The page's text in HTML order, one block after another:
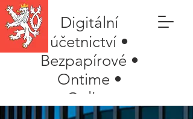
Digitální
účetnictví •
Bezpapírové •
Ontime •
Online